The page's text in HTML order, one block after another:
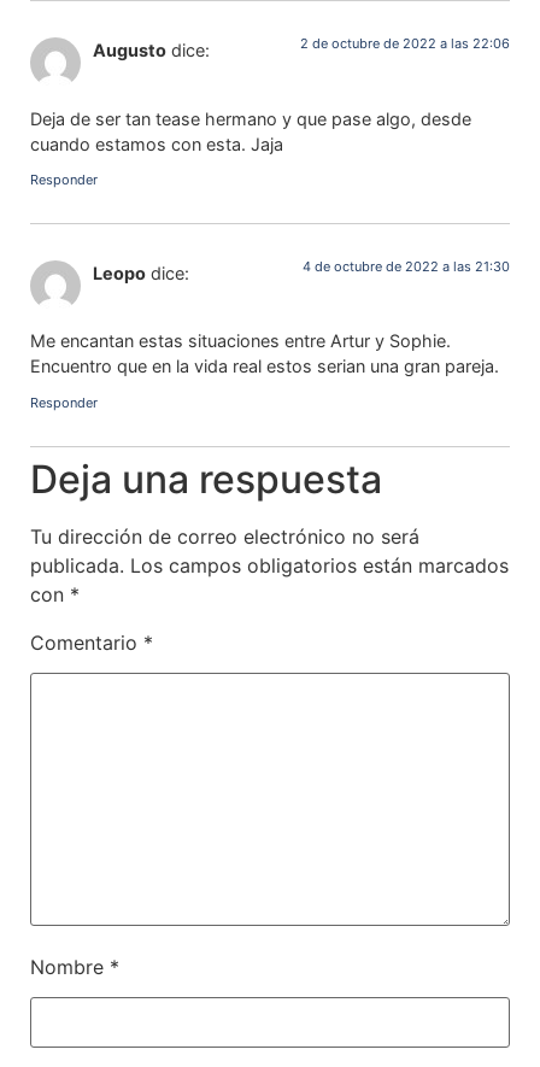
Augusto dice: 2 de octubre de 2022 a las 22:06
Deja de ser tan tease hermano y que pase algo, desde
cuando estamos con esta. Jaja
Responder
Leopo dice: 4 de octubre de 2022 a las 21:30
Me encantan estas situaciones entre Artur y Sophie.
Encuentro que en la vida real estos serian una gran pareja.
Responder
Deja una respuesta
Tu dirección de correo electrónico no será
publicada. Los campos obligatorios están marcados
con *
Comentario *
Nombre *